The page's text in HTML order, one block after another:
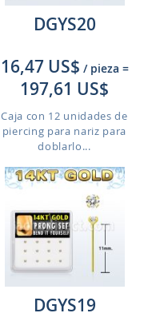
DGYS20
16,47 US$ / pieza =
197,61 US$
Caja con 12 unidades de
piercing para nariz para
doblarlo...
DGYS19